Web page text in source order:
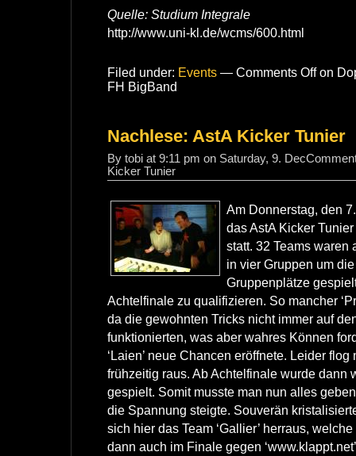
Quelle: Studium Integrale
http://www.uni-kl.de/wcms/600.html
Filed under: Events — Comments Offon
FH BigBand
Nachlese: AstA Kicker Tunier
By tobi at 9:11 pm on Saturday, 9. Dec
Kicker Tunier
Am Donnerstag, den
das AstA Kicker
statt. 32 Teams waren
in vier Gruppen um
Gruppenplätze
Achtelfinale zu qualifizieren. So mancher
da die gewohnten Tricks nicht immer auf
funktionierten, was aber wahres Können
‘Laien’ neue Chancen eröffnete. Leider flog
frühzeitig raus. Ab Achtelfinale wurde dann
gespielt. Somit musste man nun alles
die Spannung steigte. Souverän
sich hier das Team ‘Gallier’ herraus, welche
dann auch im Finale gegen ‘www.klappt.net’